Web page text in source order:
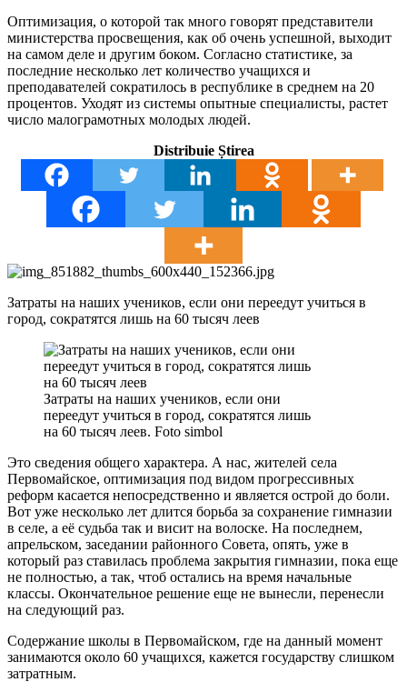
Оптимизация, о которой так много говорят представители
министерства просвещения, как об очень успешной, выходит
на самом деле и другим боком. Согласно статистике, за
последние несколько лет количество учащихся и
преподавателей сократилось в республике в среднем на 20
процентов. Уходят из системы опытные специалисты, растет
число малограмотных молодых людей.
Distribuie Știrea
Затраты на наших учеников, если они переедут учиться в
город, сократятся лишь на 60 тысяч леев
Затраты на наших учеников, если они
переедут учиться в город, сократятся лишь
на 60 тысяч леев. Foto simbol
Это сведения общего характера. А нас, жителей села
Первомайское, оптимизация под видом прогрессивных
реформ касается непосредственно и является острой до боли.
Вот уже несколько лет длится борьба за сохранение гимназии
в селе, а её судьба так и висит на волоске. На последнем,
апрельском, заседании районного Совета, опять, уже в
который раз ставилась проблема закрытия гимназии, пока еще
не полностью, а так, чтоб остались на время начальные
классы. Окончательное решение еще не вынесли, перенесли
на следующий раз.
Содержание школы в Первомайском, где на данный момент
занимаются около 60 учащихся, кажется государству слишком
затратным.